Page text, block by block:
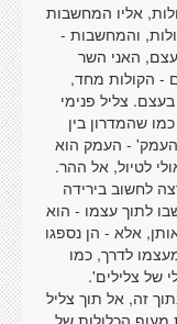
אליו המחשבות
והמחשבות -
האני השר
- הקולות מחד,
צליל פנימי
שהמדרון בין
- העמק הוא
לטיול, אל ההר.
לחשוב בירידה
לתוך עצמו - הוא
אלא - הן נספגו
לדרך, כמו
של צלילים'.
זה, אל תוך צליל
מעוף הכלולות של